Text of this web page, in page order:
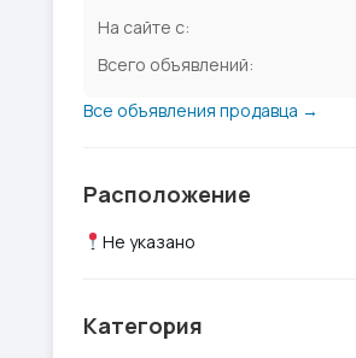
На сайте с:
Всего объявлений:
Все объявления продавца →
Расположение
Не указано
Категория